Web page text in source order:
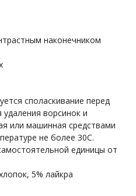
наконечником
споласкивание перед
ворсинок и
или машинная средствами
не более 30С.
единицы от
5% лайкра